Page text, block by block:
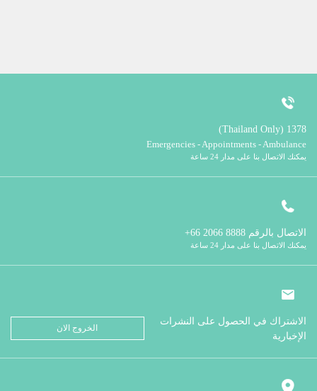
1378 (Thailand Only)
Emergencies - Appointments - Ambulance
يمكنك الاتصال بنا على مدار 24 ساعة
الاتصال بالرقم
يمكنك الاتصال بنا على مدار 24 ساعة
الاشتراك في الحصول على النشرات
الإخبارية
الخروج الان